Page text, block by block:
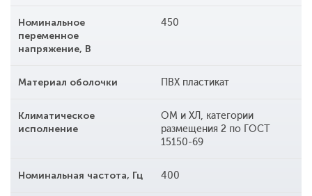
Номинальное
переменное
напряжение, В
450
Материал оболочки ПВХ пластикат
Климатическое
исполнение
ОМ и ХЛ, категории
размещения 2 по ГОСТ
15150-69
Номинальная частота, Гц 400